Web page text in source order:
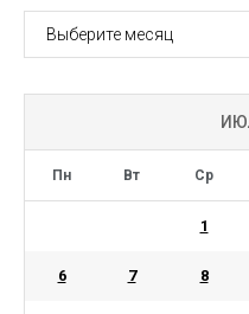
АРХИВ
Пн Вт Ср
1
6 7 8